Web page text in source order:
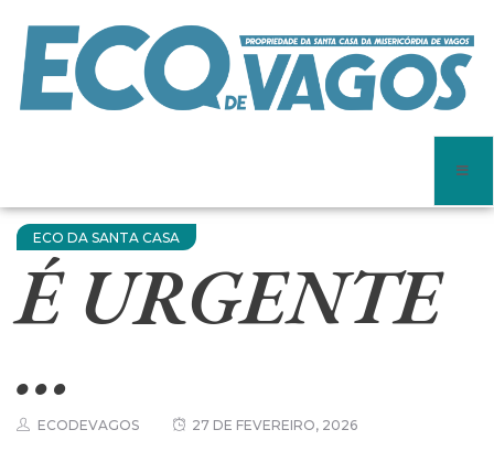
ECO DA SANTA CASA
É URGENTE
…
ECODEVAGOS 27 DE FEVEREIRO, 2026